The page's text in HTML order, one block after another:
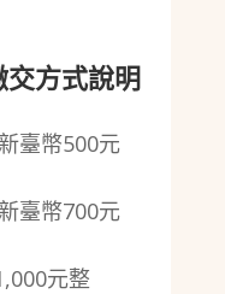
方式說明
臺幣500元
臺幣700元
元整